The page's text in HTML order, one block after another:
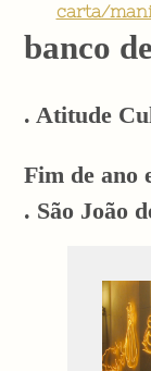
carta/
banco
. Atitude
Fim de ano
. São João